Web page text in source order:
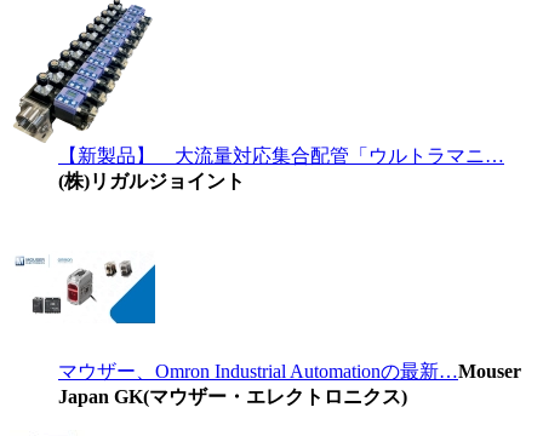
【新製品】 大流量対応集合配管「ウルトラマニ…
(株)リガルジョイント
マウザー、Omron Industrial Automationの最新…Mouser
Japan GK(マウザー・エレクトロニクス)